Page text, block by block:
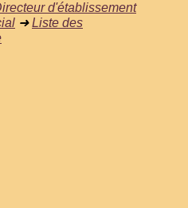
d'établissement
➜Liste des